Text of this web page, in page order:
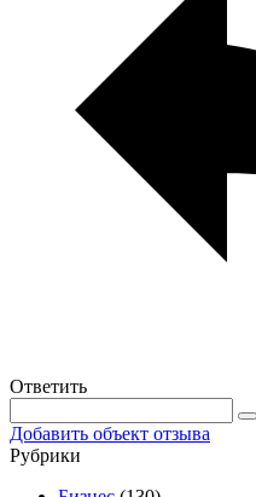
Ответить
Добавить объект отзыва
Рубрики